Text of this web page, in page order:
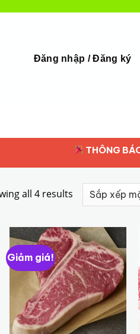
Đăng nhập / Đăng ký
THÔNG BÁO:
all 4 results
Giảm giá!